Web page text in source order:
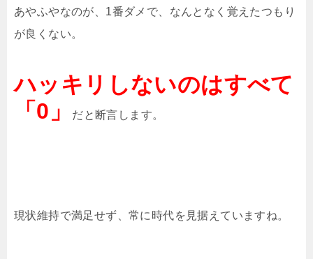
あやふやなのが、1番ダメで、なんとなく覚えたつもり
が良くない。
ハッキリしないのはすべて
「0」
だと断言します。
現状維持で満足せず、常に時代を見据えていますね。